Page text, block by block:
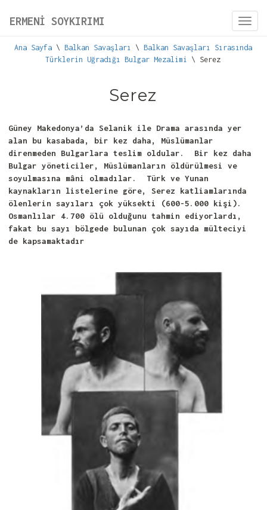
ERMENİ SOYKIRIMI
Ana Sayfa\ Balkan Savaşları \ Balkan Savaşları Sırasında
Türklerin Uğradığı Bulgar Mezalimi \ Serez
Serez
Güney Makedonya’da Selanik ile Drama arasında yer
alan bu kasabada, bir kez daha, Müslümanlar
direnmeden Bulgarlara teslim oldular. Bir kez daha
Bulgar yöneticiler, Müslümanların öldürülmesi ve
soyulmasına mâni olmadılar. Türk ve Yunan
kaynakların listelerine göre, Serez katliamlarında
ölenlerin sayıları çok yüksekti (600-5.000 kişi).
Osmanlılar 4.700 ölü olduğunu tahmin ediyorlardı,
fakat bu sayı bölgede bulunan çok sayıda mülteciyi
de kapsamaktadır